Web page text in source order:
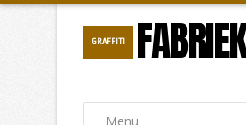
GRAFFITI FABRIEK